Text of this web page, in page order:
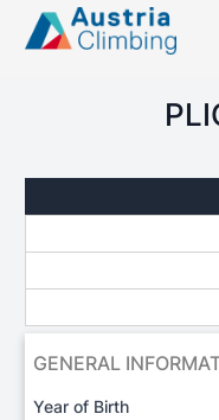
GENERAL
Year of Birth